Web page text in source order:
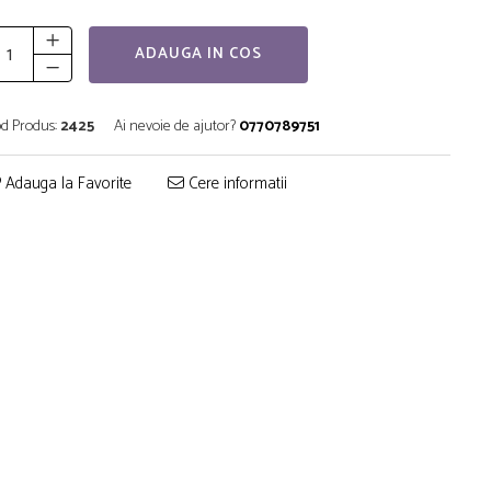
ADAUGA IN COS
Produs:2425 Ai nevoie de ajutor?0770789751
Adauga la Favorite Cere informatii